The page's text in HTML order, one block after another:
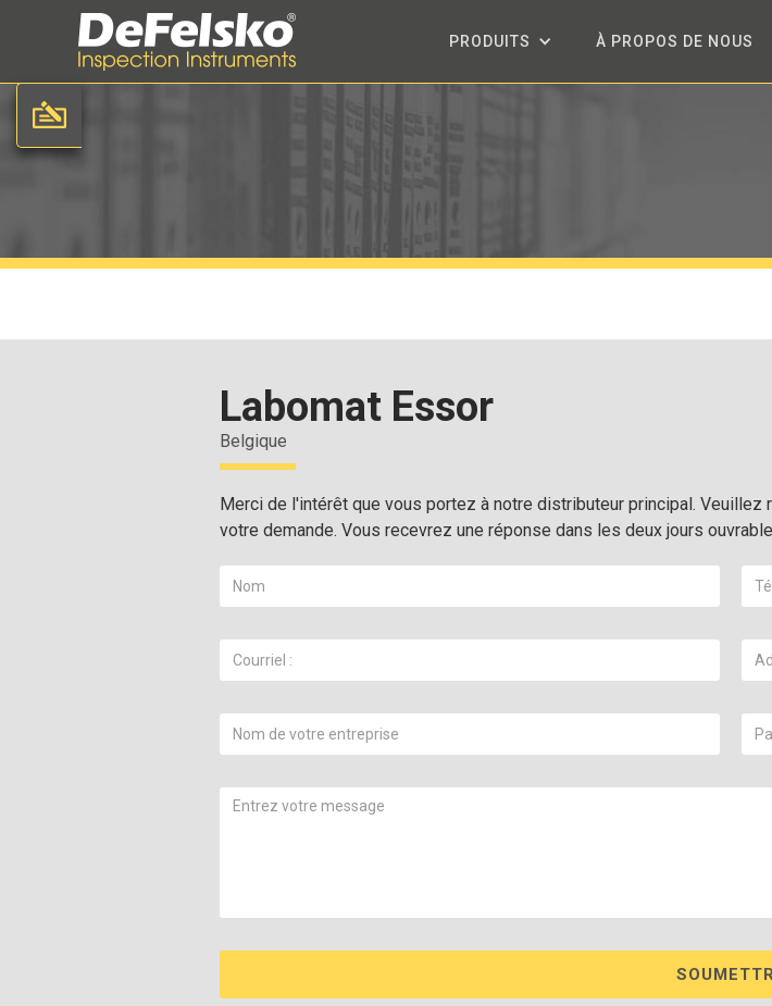
PRODUITS À PROPOS DE NOUS
Labomat Essor
Belgique
Merci de l'intérêt que vous portez à notre distributeur principal.
votre demande. Vous recevrez une réponse dans les deux jours